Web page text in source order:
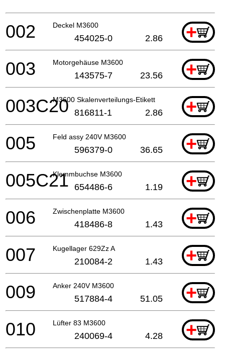
Deckel M3600 +
002 454025-0 2.86
Motorgehäuse M3600 +
003 143575-7 23.56
M3600 Skalenverteilungs-Etikett +
003C20 816811-1 2.86
Feld assy 240V M3600 +
005 596379-0 36.65
Klemmbuchse M3600 +
005C21 654486-6 1.19
Zwischenplatte M3600 +
006 418486-8 1.43
Kugellager 629Zz A +
007 210084-2 1.43
Anker 240V M3600 +
009 517884-4 51.05
Lüfter 83 M3600 +
010 240069-4 4.28